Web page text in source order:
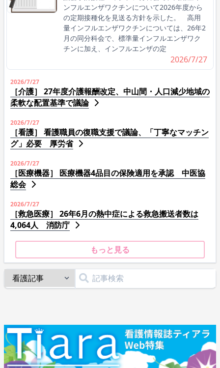
ンフルエンザワクチンについて2026年度から
の定期接種化を見送る方針を示した。 高用
量インフルエンザワクチンについては、26年2
月の同分科会で、標準量インフルエンザワク
チンに加え、インフルエンザの定
2026/7/27
2026/7/27
［介護］ 27年度介護報酬改定、中山間・人口減少地域の
柔軟な配置基準で議論
2026/7/27
［看護］ 看護職員の復職支援で議論、「丁寧なマッチン
グ」必要 厚労省
2026/7/27
［医療機器］ 医療機器4品目の保険適用を承認 中医協
総会
2026/7/27
［救急医療］ 26年6月の熱中症による救急搬送者数は
4,064人 消防庁
もっと見る